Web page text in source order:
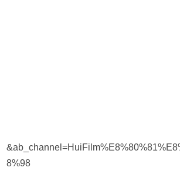
8%98